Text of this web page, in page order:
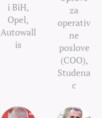
i BiH,
Opel,
Autowall
is
za
operativ
ne
poslove
(COO),
Studena
c